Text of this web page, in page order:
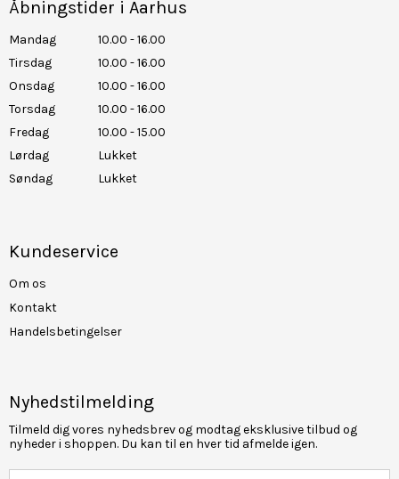
Åbningstider i Aarhus
Mandag
10.00 - 16.00
Tirsdag
10.00 - 16.00
Onsdag
10.00 - 16.00
Torsdag
10.00 - 16.00
Fredag
10.00 - 15.00
Lørdag
Lukket
Søndag
Lukket
Kundeservice
Om os
Kontakt
Handelsbetingelser
Nyhedstilmelding
Tilmeld dig vores nyhedsbrev og modtag eksklusive tilbud og
nyheder i shoppen. Du kan til en hver tid afmelde igen.